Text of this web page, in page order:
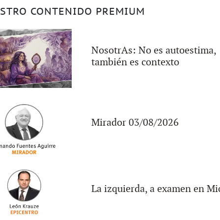
CONTENIDO PREMIUM
NosotrAs: No es autoestima,
también es contexto
Mirador 03/08/2026
La izquierda, a examen en